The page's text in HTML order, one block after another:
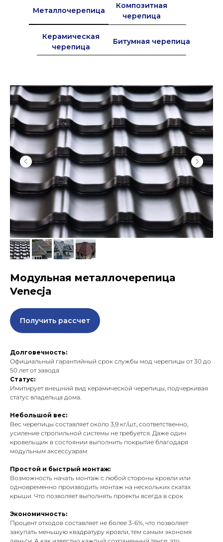
Металлочерепица
Композитная
черепица
Керамическая
черепица
Битумная черепица
Модульная металлочерепица
Venecja
Получить рассчет
Долговечность:
Официальный гарантийный срок службы мод черепицы от 30 до
50 лет от завода
Статус:
Имитирует внешний вид керамической черепицы, подчеркивая
статус владельца дома.
Небольшой вес:
Вес черепицы составляет около 3,9 кг/шт., соответственно,
усиление стропильной системы не требуется. Даже один
кровельщик в состоянии выполнить покрытие благодаря
модульным аксессуарам
Простой и быстрый монтаж:
Возможность начать монтаж с любой стороны кровли или
одновременно производить монтаж на нескольких скатах
крыши. Что позволяет выполнять проекты всегда в срок
Экономичность:
Процент отходов составляет не более 3-6%, что позволяет
закупать меньшую квадратуру кровли, тем самым экономя